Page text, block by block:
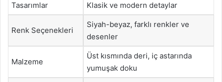
Tasarımlar Klasik ve modern detaylar
Renk Seçenekleri
Siyah-beyaz, farklı renkler ve
desenler
Malzeme
Üst kısmında deri, iç astarında
yumuşak doku